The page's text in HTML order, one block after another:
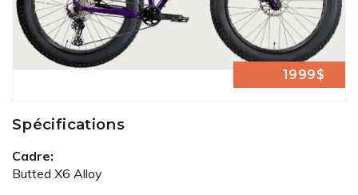
1999$
Spécifications
Cadre:
Butted X6 Alloy